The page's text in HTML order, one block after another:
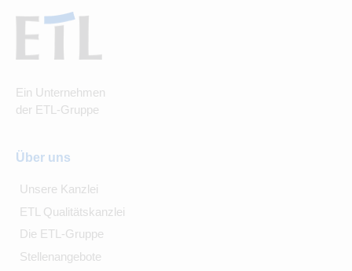
Ein Unternehmen
der ETL-Gruppe
Über uns
Unsere Kanzlei
ETL Qualitätskanzlei
Die ETL-Gruppe
Stellenangebote